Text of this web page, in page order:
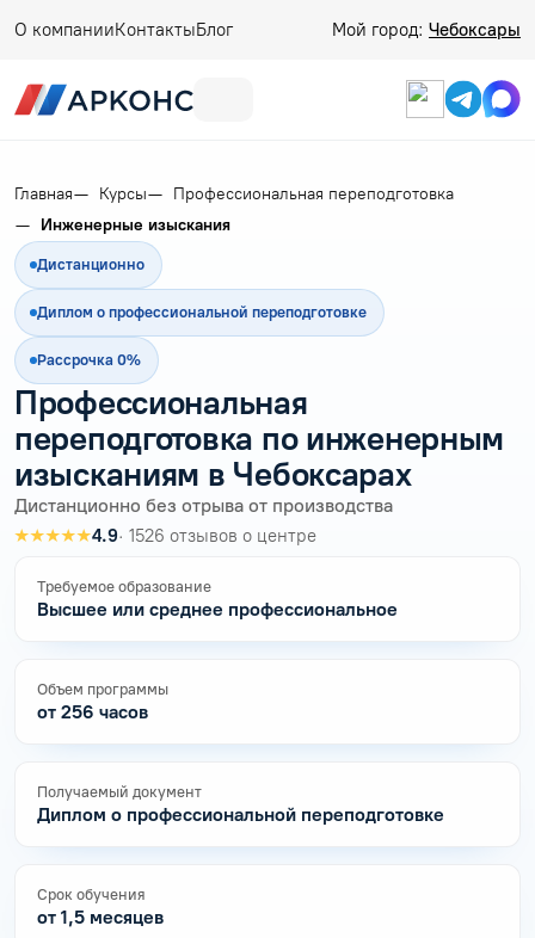
О компанииКонтактыБлог Мой город: Чебоксары
Главная Курсы
Профессиональная переподготовка
Инженерные изыскания
Дистанционно
Диплом о профессиональной переподготовке
Рассрочка 0%
Профессиональная
переподготовка по инженерным
изысканиям в Чебоксарах
Дистанционно без отрыва от производства
★★★★★4.9· 1526 отзывов о центре
Требуемое образование
Высшее или среднее профессиональное
Объем программы
от 256 часов
Получаемый документ
Диплом о профессиональной переподготовке
Срок обучения
от 1,5 месяцев